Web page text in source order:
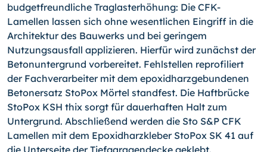
budgetfreundliche Traglasterhöhung: Die CFK-
Lamellen lassen sich ohne wesentlichen Eingriff in die
Architektur des Bauwerks und bei geringem
Nutzungsausfall applizieren. Hierfür wird zunächst der
Betonuntergrund vorbereitet. Fehlstellen reprofiliert
der Fachverarbeiter mit dem epoxidharzgebundenen
Betonersatz StoPox Mörtel standfest. Die Haftbrücke
StoPox KSH thix sorgt für dauerhaften Halt zum
Untergrund. Abschließend werden die Sto S&P CFK
Lamellen mit dem Epoxidharzkleber StoPox SK 41 auf
die Unterseite der Tiefgaragendecke geklebt.